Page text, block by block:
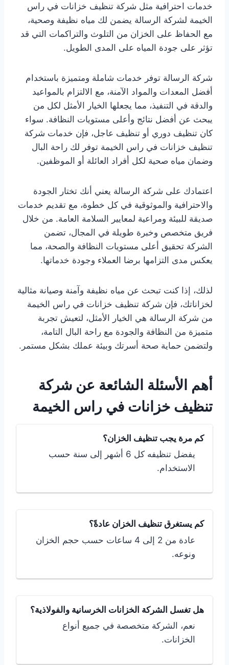
خدمات احترافية مثل شركة تنظيف خزانات في راس
الخيمة لشركة الرسالة يضمن لك مياه نظيفة وصحية،
مع الحفاظ على الخزان من التلوث والتراكمات التي قد
تؤثر على جودة المياه على المدى الطويل.
شركة الرسالة توفر خدمات شاملة ومتميزة باستخدام
أفضل المعدات والمواد الآمنة، مع الالتزام بالمواعيد
والدقة في التنفيذ، مما يجعلها الخيار الأمثل لكل من
يبحث عن أفضل نتائج وأعلى مستويات النظافة. سواء
كان تنظيف دوري أو تنظيف عاجل، فإن خدمات شركة
تنظيف خزانات في راس الخيمة توفر لك راحة البال
وضمان مياه صحية لكل أفراد العائلة أو الموظفين.
اعتمادك على شركة الرسالة يعني أنك تختار الجودة
والاحترافية والموثوقية في كل خطوة، مع تقديم خدمات
صديقة للبيئة ومراعية لمعايير السلامة العامة. من خلال
فريق متخصص وخبرة طويلة في المجال، تضمن
الشركة تحقيق أعلى مستويات النظافة والصحة، مما
يعكس مدى التزامها برضا العملاء وجودة خدماتها.
لذلك، إذا كنت تبحث عن مياه نظيفة وآمنة وصيانة مثالية
لخزاناتك، فإن شركة تنظيف خزانات في راس الخيمة
من شركة الرسالة هي الخيار الأمثل، لتعيش تجربة
متميزة من النظافة والجودة مع راحة البال التامة،
ولتضمن حماية صحة أسرتك وبيئة عملك بشكل مستمر.
أهم الأسئلة الشائعة عن شركة
تنظيف خزانات في راس الخيمة
كم مرة يجب تنظيف الخزان؟
يفضل تنظيفه كل 6 أشهر إلى سنة حسب
الاستخدام.
كم يستغرق تنظيف الخزان عادةً؟
عادة من 2 إلى 4 ساعات حسب حجم الخزان
ونوعه.
هل تغسل الشركة الخزانات الخرسانية والفولاذية؟
نعم، الشركة متخصصة في جميع أنواع
الخزانات.